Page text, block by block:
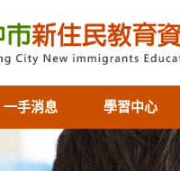
一手消息 學習中心